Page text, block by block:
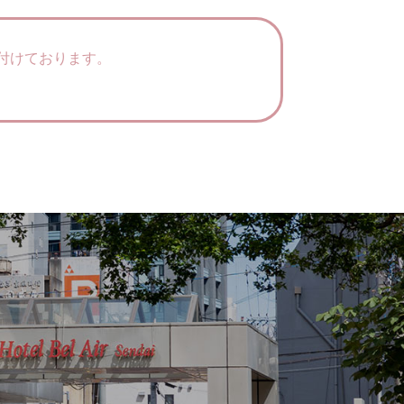
ております。